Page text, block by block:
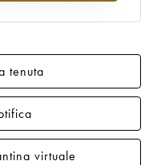
tenuta
virtuale